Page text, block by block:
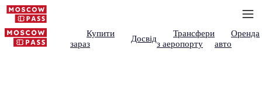
Купити
зараз
Досвід
Трансфери
з аеропорту
Оренда
авто